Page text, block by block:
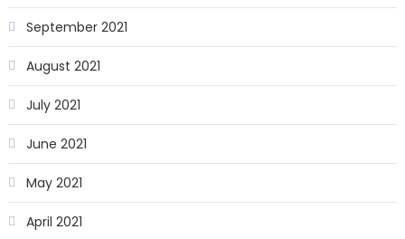
September 2021
August 2021
July 2021
June 2021
May 2021
April 2021